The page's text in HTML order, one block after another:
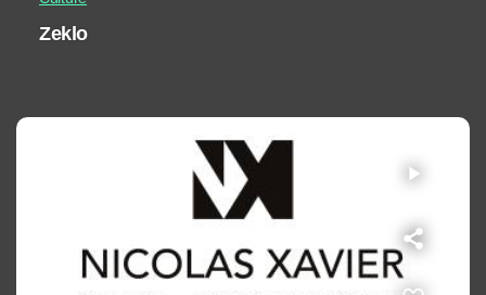
Zeklo
play_arrow